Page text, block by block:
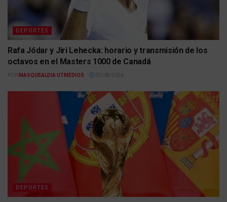
DEPORTES
Rafa Jódar y Jiri Lehecka: horario y transmisión de los
octavos en el Masters 1000 de Canadá
POR MASQUEALDIA UTMEDIOS 07/08/2026
DEPORTES